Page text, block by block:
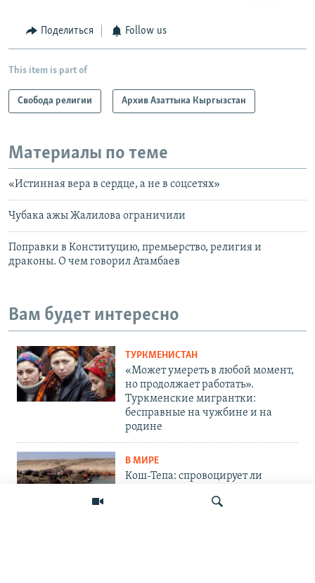
Поделиться Follow us
This item is part of
Свобода религии Архив Азаттыка Кыргызстан
Материалы по теме
«Истинная вера в сердце, а не в соцсетях»
Чубака ажы Жалилова ограничили
Поправки в Конституцию, премьерство, религия и
драконы. О чем говорил Атамбаев
Вам будет интересно
ТУРКМЕНИСТАН
«Может умереть в любой момент,
но продолжает работать».
Туркменские мигрантки:
бесправные на чужбине и на
родине
В МИРЕ
Кош-Тепа: спровоцирует ли
в Центральной Азии?